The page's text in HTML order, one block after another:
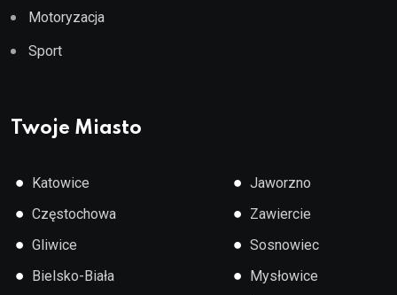
Motoryzacja
Sport
Twoje Miasto
● Katowice
● Częstochowa
● Gliwice
● Bielsko-Biała
● Jaworzno
● Zawiercie
● Sosnowiec
● Mysłowice